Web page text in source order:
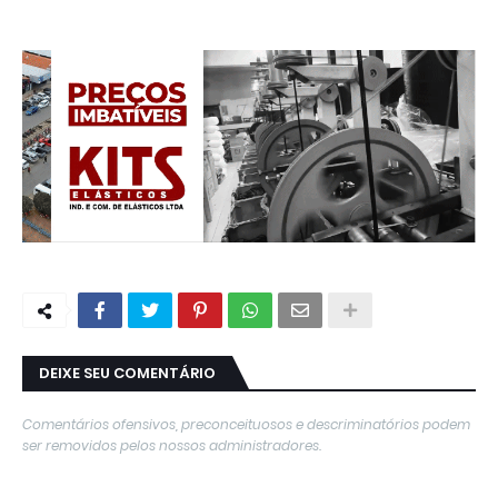
DEIXE SEU COMENTÁRIO
Comentários ofensivos, preconceituosos e descriminatórios podem
ser removidos pelos nossos administradores.